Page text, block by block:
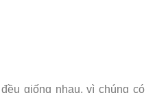
giống nhau, vì chúng có